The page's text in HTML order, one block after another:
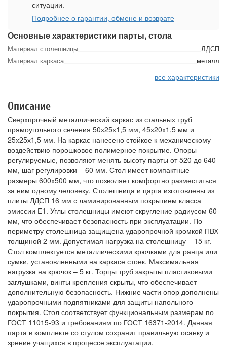
Основные характеристики парты, стола
Материал столешницы
ЛДСП
Материал каркаса
металл
все характеристики
ситуации.
Подробнее о гарантии, обмене и возврате
Описание
Сверхпрочный металлический каркас из стальных труб
прямоугольного сечения 50х25х1,5 мм, 45х20х1,5 мм и
25х25х1,5 мм. На каркас нанесено стойкое к механическому
воздействию порошковое полимерное покрытие. Опоры
регулируемые, позволяют менять высоту парты от 520 до 640
мм, шаг регулировки – 60 мм. Стол имеет компактные
размеры 600х500 мм, что позволяет комфортно разместиться
за ним одному человеку. Столешница и царга изготовлены из
плиты ЛДСП 16 мм с ламинированным покрытием класса
эмиссии Е1. Углы столешницы имеют скругление радиусом 60
мм, что обеспечивает безопасность при эксплуатации. По
периметру столешница защищена ударопрочной кромкой ПВХ
толщиной 2 мм. Допустимая нагрузка на столешницу – 15 кг.
Стол комплектуется металлическими крючками для ранца или
сумки, установленными на каркасе стоек. Максимальная
нагрузка на крючок – 5 кг. Торцы труб закрыты пластиковыми
заглушками, винты крепления скрыты, что обеспечивает
дополнительную безопасность. Нижние части опор дополнены
ударопрочными подпятниками для защиты напольного
покрытия. Стол соответствует функциональным размерам по
ГОСТ 11015-93 и требованиям по ГОСТ 16371-2014. Данная
парта в комплекте со стулом сохранит правильную осанку и
зрение учащихся в процессе эксплуатации.